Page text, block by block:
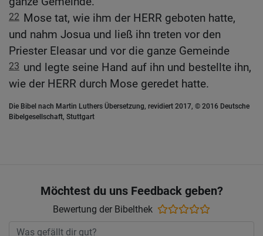
22 Mose tat, wie ihm der HERR geboten hatte,
und nahm Josua und ließ ihn treten vor den
Priester Eleasar und vor die ganze Gemeinde
23 und legte seine Hand auf ihn und bestellte ihn,
wie der HERR durch Mose geredet hatte.
Die Bibel nach Martin Luthers Übersetzung, revidiert 2017, © 2016 Deutsche
Bibelgesellschaft, Stuttgart
Möchtest du uns Feedback geben?
Bewertung der Bibelthek